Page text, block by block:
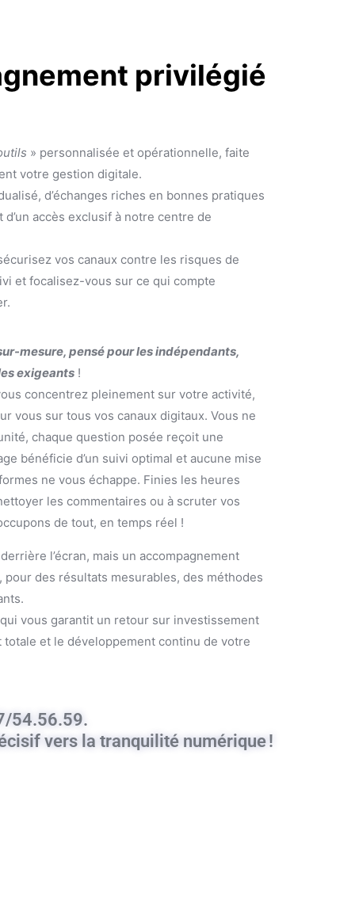
privilégié
» personnalisée et opérationnelle, faite
votre gestion digitale.
d’échanges riches en bonnes pratiques
accès exclusif à notre centre de
vos canaux contre les risques de
et focalisez-vous sur ce qui compte
mesure, pensé pour les indépendants,
exigeants !
concentrez pleinement sur votre activité,
vous sur tous vos canaux digitaux. Vous ne
chaque question posée reçoit une
bénéficie d’un suivi optimal et aucune mise
ne vous échappe. Finies les heures
les commentaires ou à scruter vos
de tout, en temps réel !
l’écran, mais un accompagnement
des résultats mesurables, des méthodes
vous garantit un retour sur investissement
totale et le développement continu de votre
54.56.59.
vers la tranquilité numérique !